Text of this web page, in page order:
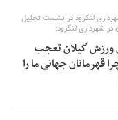
باید براساس
فوتبال با حضور
رسمی فاقد سندیت
لنگرود در نشست تجلیل
در شهرداری لنگرود:
ورزش گیلان تعجب
قهرمانان جهانی ما را